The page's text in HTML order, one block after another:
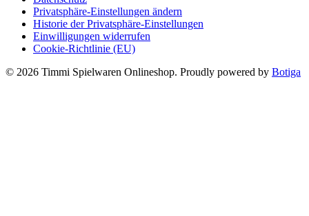
Privatsphäre-Einstellungen ändern
Historie der Privatsphäre-Einstellungen
Einwilligungen widerrufen
Cookie-Richtlinie (EU)
© 2026 Timmi Spielwaren Onlineshop. Proudly powered by Botiga